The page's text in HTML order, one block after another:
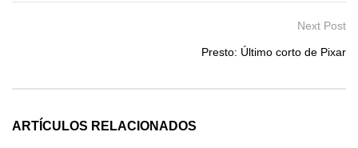
Next Post
Presto: Último corto de Pixar
ARTÍCULOS RELACIONADOS